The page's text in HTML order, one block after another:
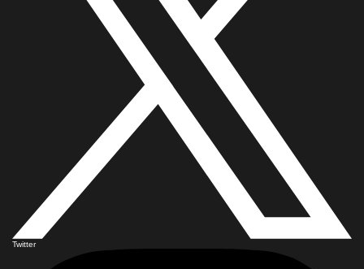
Twitter